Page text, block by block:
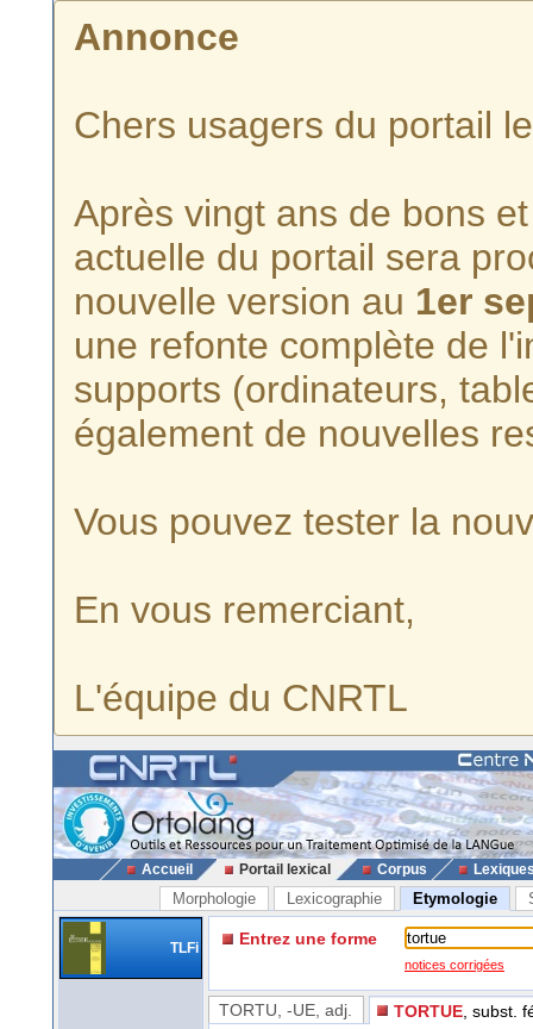
Annonce
Chers usagers du portail
Après vingt ans de bons
actuelle du portail sera
nouvelle version au 1er
une refonte complète de
supports (ordinateurs,
également de nouvelles
Vous pouvez tester la
En vous remerciant,
L'équipe du CNRTL
Accueil Portail lexical Corpus
Morphologie Lexicographie Etymologie
TLFi Entrez une forme
notices corrigées
TORTU, -UE , adj. TORTUE, subst.